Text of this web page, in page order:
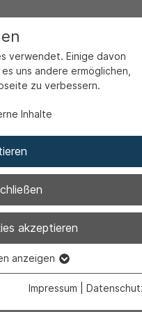
für
verwendet. Einige davon
uns andere ermöglichen,
zu verbessern.
Inhalte
akzeptieren
Funktionen der
anzeigen
Impressum